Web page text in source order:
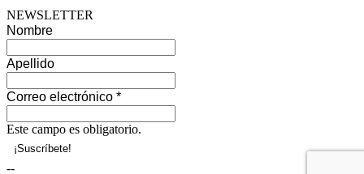
NEWSLETTER
Nombre
Apellido
Correo electrónico *
Este campo es obligatorio.
--